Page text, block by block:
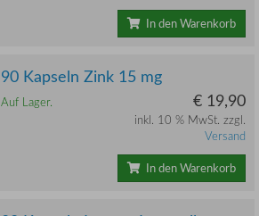
In den Warenkorb
90 Kapseln Zink 15 mg
Auf Lager. € 19,90
inkl. 10 % MwSt. zzgl.
Versand
In den Warenkorb